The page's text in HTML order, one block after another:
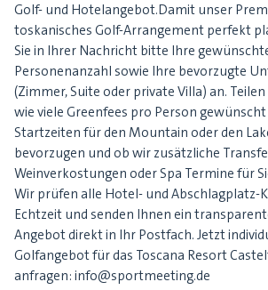
Golf- und Hotelangebot.Damit unser
toskanisches Golf-Arrangement perfekt
Sie in Ihrer Nachricht bitte Ihre
Personenanzahl sowie Ihre bevorzugte
(Zimmer, Suite oder private Villa) an.
wie viele Greenfees pro Person gewünscht
Startzeiten für den Mountain oder den
bevorzugen und ob wir zusätzliche
Weinverkostungen oder Spa Termine für
Wir prüfen alle Hotel- und Abschlagplatz-
Echtzeit und senden Ihnen ein
Angebot direkt in Ihr Postfach. Jetzt
Golfangebot für das Toscana Resort
anfragen: info@sportmeeting.de